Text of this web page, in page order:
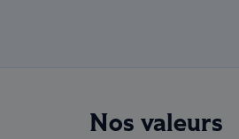
Nos valeurs